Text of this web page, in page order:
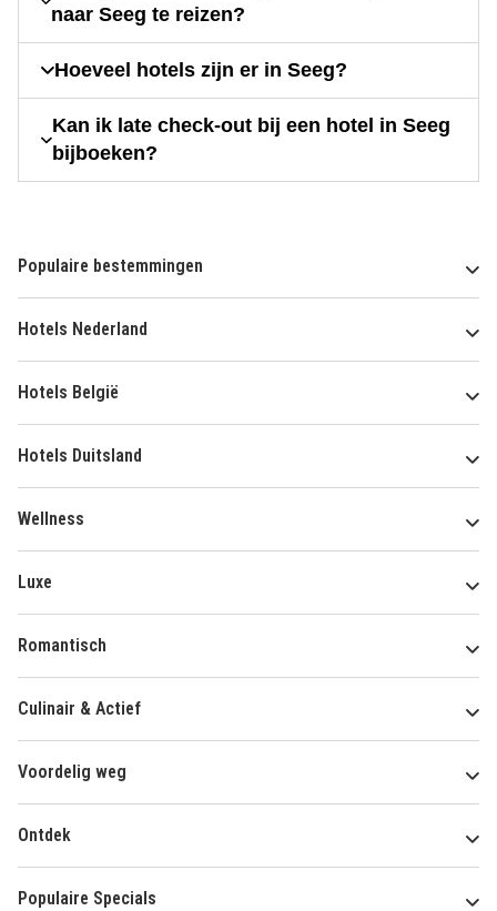
naar Seeg te reizen?
Hoeveel hotels zijn er in Seeg?
Kan ik late check-out bij een hotel in Seeg
bijboeken?
Populaire bestemmingen
Hotels Nederland
Hotels België
Hotels Duitsland
Wellness
Luxe
Romantisch
Culinair & Actief
Voordelig weg
Ontdek
Populaire Specials